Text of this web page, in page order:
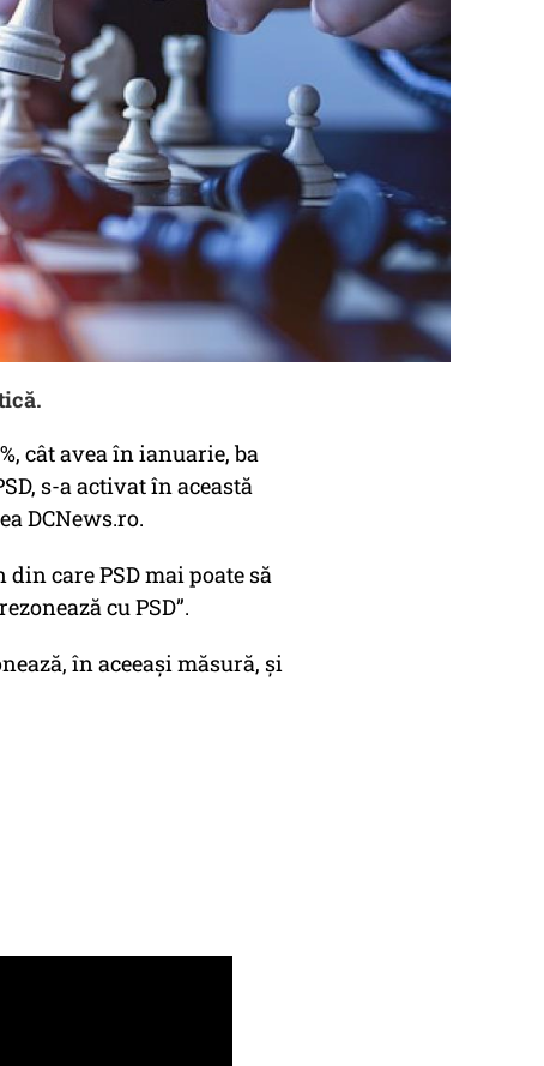
cât avea în ianuarie, ba
s-a activat în această
DCNews.ro.
care PSD mai poate să
cu PSD”.
în aceeași măsură, și